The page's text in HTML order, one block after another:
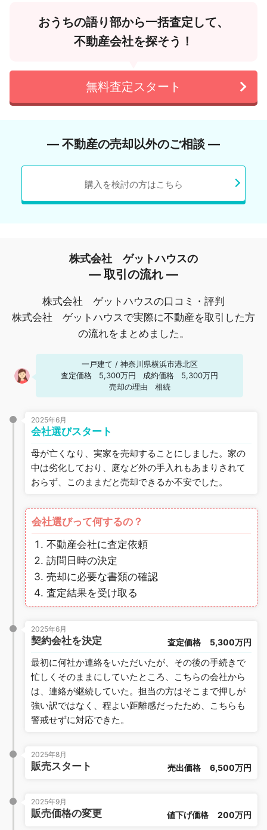
おうちの語り部から一括査定して、
不動産会社を探そう！
無料査定スタート
― 不動産の売却以外のご相談 ―
購入を検討の方はこちら
株式会社 ゲットハウスの
― 取引の流れ ―
株式会社 ゲットハウスの口コミ・評判
株式会社 ゲットハウスで実際に不動産を取引した方
の流れをまとめました。
一戸建て / 神奈川県横浜市港北区
査定価格
5,300万円 成約価格
5,300万円
売却の理由
相続
2025年6月
会社選びスタート
母が亡くなり、実家を売却することにしました。家の
中は劣化しており、庭など外の手入れもあまりされて
おらず、このままだと売却できるか不安でした。
会社選びって何するの？
不動産会社に査定依頼
訪問日時の決定
売却に必要な書類の確認
査定結果を受け取る
2025年6月
契約会社を決定 査定価格 5,300万円
最初に何社か連絡をいただいたが、その後の手続きで
忙しくそのままにしていたところ、こちらの会社から
は、連絡が継続していた。担当の方はそこまで押しが
強い訳ではなく、程よい距離感だったため、こちらも
警戒せずに対応できた。
2025年8月
販売スタート 売出価格 6,500万円
2025年9月
販売価格の変更 値下げ価格 200万円